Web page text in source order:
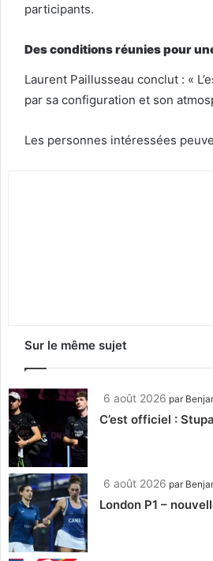
participants.
Des conditions réunies pour
Laurent Paillusseau conclut : «
par sa configuration et son
Les personnes intéressées
Sur le même sujet
6 août 2026 par
C’est officiel :
6 août 2026 par
London P1 –